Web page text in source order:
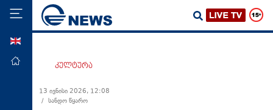
ეკონომიკა
კულტურა
13 ივნისი 2026, 12:08
/ სანდო წყარო